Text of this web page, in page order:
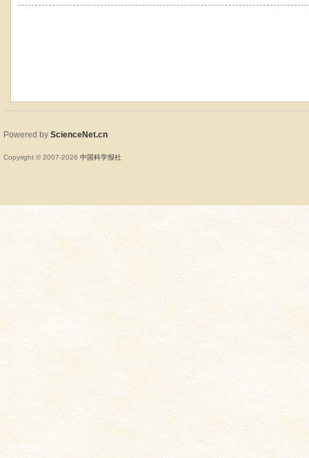
Powered by ScienceNet.cn
Copyright © 2007-2026 中国科学报社